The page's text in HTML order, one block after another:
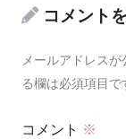
コメント
メールアドレスが
る欄は必須項目で
コメント ※